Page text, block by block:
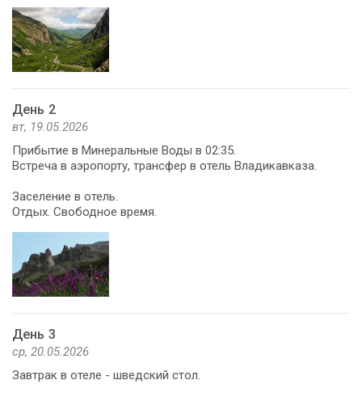
День 2
вт, 19.05.2026
Прибытие в Минеральные Воды в 02:35.
Встреча в аэропорту, трансфер в отель Владикавказа.
Заселение в отель.
Отдых. Свободное время.
День 3
ср, 20.05.2026
Завтрак в отеле - шведский стол.